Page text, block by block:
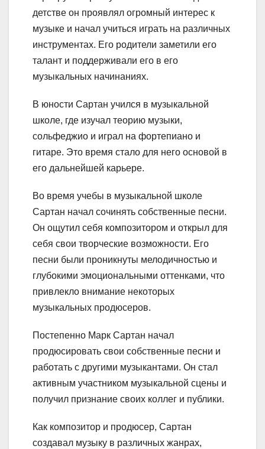
детстве он проявлял огромный интерес к
музыке и начал учиться играть на различных
инструментах. Его родители заметили его
талант и поддерживали его в его
музыкальных начинаниях.
В юности Сартан учился в музыкальной
школе, где изучал теорию музыки,
сольфеджио и играл на фортепиано и
гитаре. Это время стало для него основой в
его дальнейшей карьере.
Во время учебы в музыкальной школе
Сартан начал сочинять собственные песни.
Он ощутил себя композитором и открыл для
себя свои творческие возможности. Его
песни были проникнуты мелодичностью и
глубокими эмоциональными оттенками, что
привлекло внимание некоторых
музыкальных продюсеров.
Постепенно Марк Сартан начал
продюсировать свои собственные песни и
работать с другими музыкантами. Он стал
активным участником музыкальной сцены и
получил признание своих коллег и публики.
Как композитор и продюсер, Сартан
создавал музыку в различных жанрах,